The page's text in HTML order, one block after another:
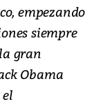
empezando
siempre
gran
Obama